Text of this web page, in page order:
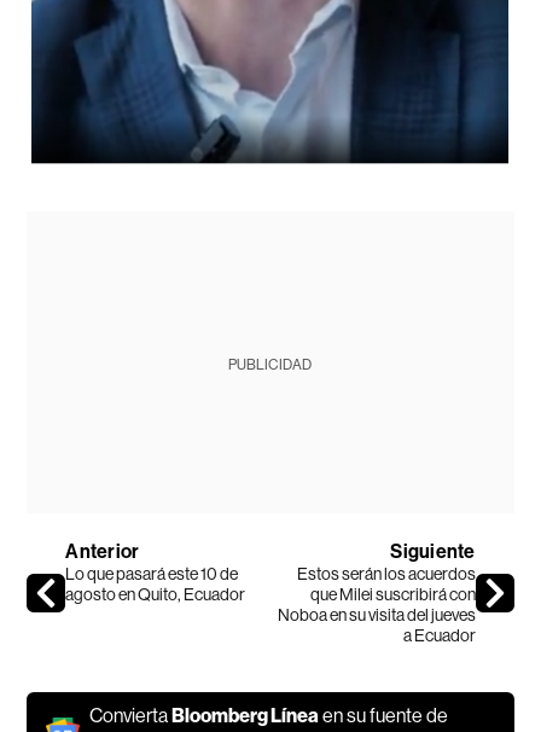
PUBLICIDAD
Anterior
Lo que pasará este 10 de
agosto en Quito, Ecuador
Siguiente
Estos serán los acuerdos
que Milei suscribirá con
Noboa en su visita del jueves
a Ecuador
Convierta Bloomberg Líneaen su fuente de